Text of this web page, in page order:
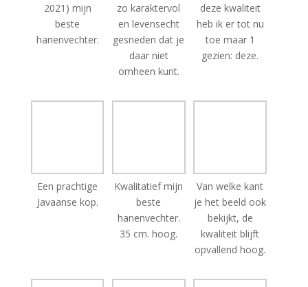
hanenvechter.
gesneden dat je
daar niet
omheen kunt.
toe maar 1
gezien: deze.
Javaanse kop.
beste
hanenvechter.
35 cm. hoog.
je het beeld ook
bekijkt, de
kwaliteit blijft
opvallend hoog.